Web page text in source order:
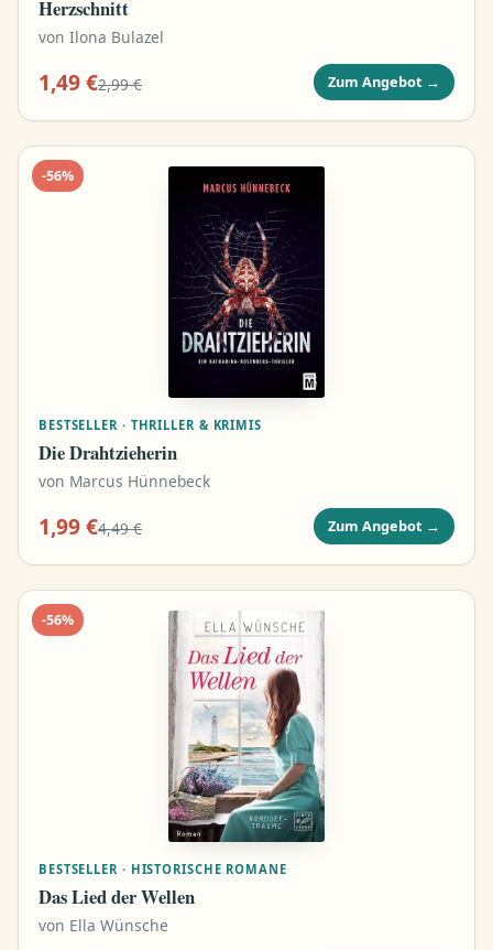
Herzschnitt
von Ilona Bulazel
1,49 €2,99 € Zum Angebot →
-56%
BESTSELLER · THRILLER & KRIMIS
Die Drahtzieherin
von Marcus Hünnebeck
1,99 €4,49 € Zum Angebot →
-56%
BESTSELLER · HISTORISCHE ROMANE
Das Lied der Wellen
von Ella Wünsche